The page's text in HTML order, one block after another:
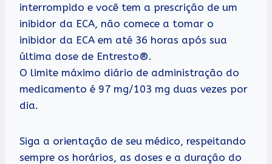
interrompido e você tem a prescrição de um
inibidor da ECA, não comece a tomar o
inibidor da ECA em até 36 horas após sua
última dose de Entresto®.
O limite máximo diário de administração do
medicamento é 97 mg/103 mg duas vezes por
dia.
Siga a orientação de seu médico, respeitando
sempre os horários, as doses e a duração do